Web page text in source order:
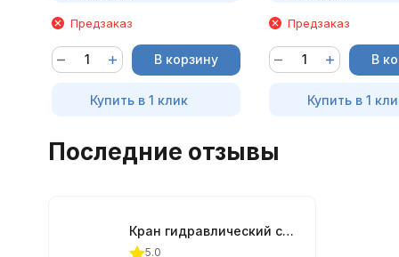
Предзаказ
В корзину
Купить в 1 клик
Предзаказ
В
Купить в 1
Последние отзывы
Кран гидравлический складной OMBRA OHT702M, 2 т.
5.0